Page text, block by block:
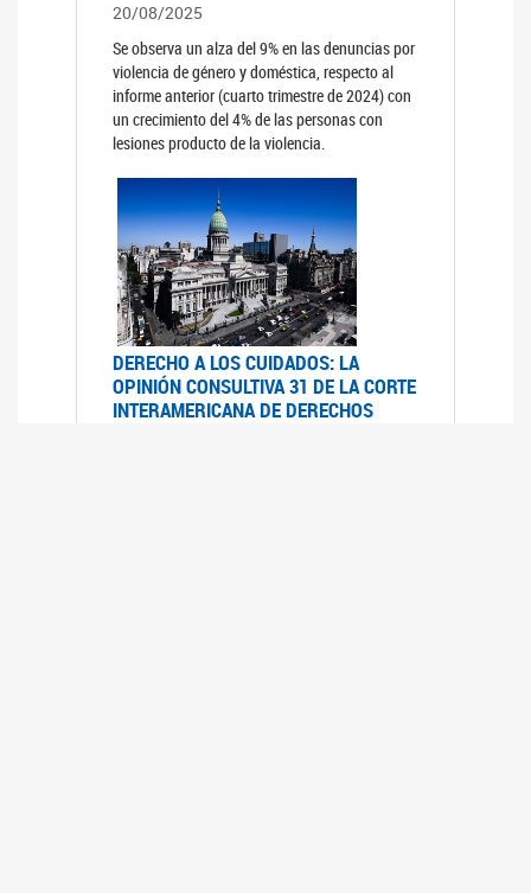
20/08/2025
Se observa un alza del 9% en las denuncias por
violencia de género y doméstica, respecto al
informe anterior (cuarto trimestre de 2024) con
un crecimiento del 4% de las personas con
lesiones producto de la violencia.
DERECHO A LOS CUIDADOS: LA
OPINIÓN CONSULTIVA 31 DE LA CORTE
INTERAMERICANA DE DERECHOS